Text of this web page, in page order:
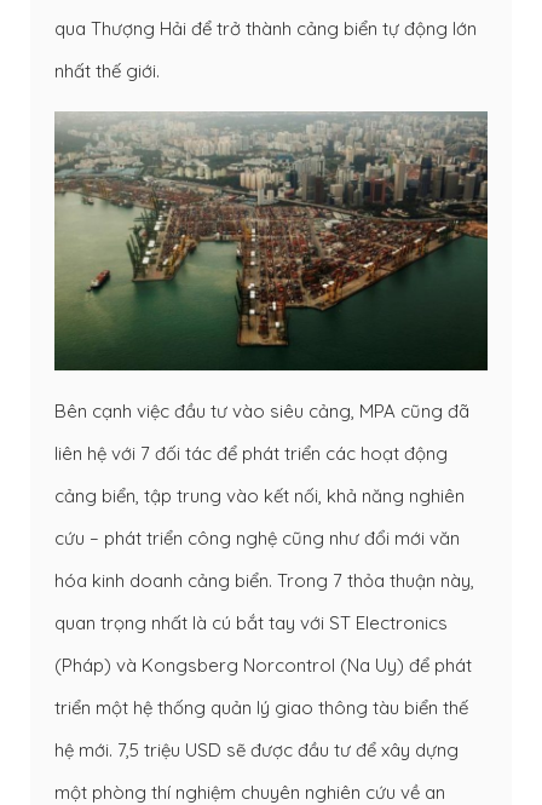
qua Thượng Hải để trở thành cảng biển tự động lớn
nhất thế giới.
Bên cạnh việc đầu tư vào siêu cảng, MPA cũng đã
liên hệ với 7 đối tác để phát triển các hoạt động
cảng biển, tập trung vào kết nối, khả năng nghiên
cứu – phát triển công nghệ cũng như đổi mới văn
hóa kinh doanh cảng biển. Trong 7 thỏa thuận này,
quan trọng nhất là cú bắt tay với ST Electronics
(Pháp) và Kongsberg Norcontrol (Na Uy) để phát
triển một hệ thống quản lý giao thông tàu biển thế
hệ mới. 7,5 triệu USD sẽ được đầu tư để xây dựng
một phòng thí nghiệm chuyên nghiên cứu về an